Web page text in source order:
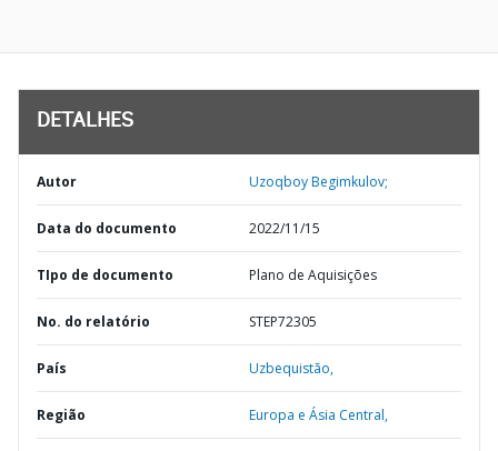
DETALHES
Autor Uzoqboy Begimkulov;
Data do documento 2022/11/15
TIpo de documento Plano de Aquisições
No. do relatório STEP72305
País Uzbequistão,
Região Europa e Ásia Central,